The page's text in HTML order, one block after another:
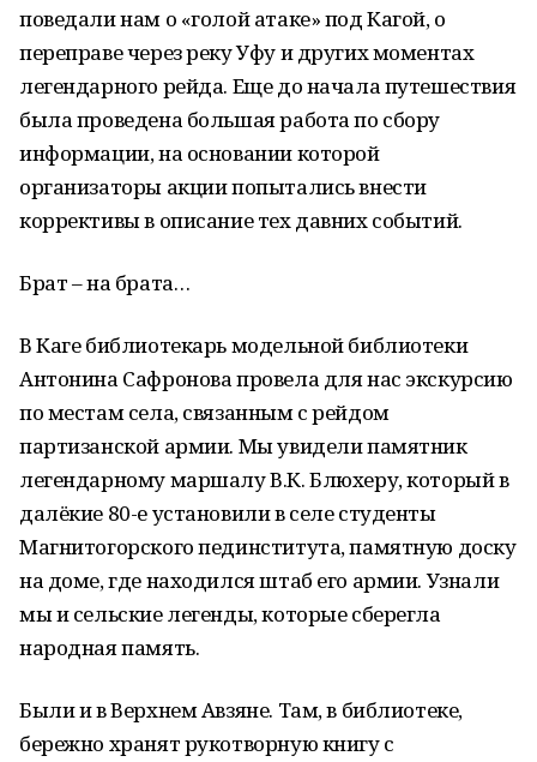
поведали нам о «голой атаке» под Кагой, о
переправе через реку Уфу и других моментах
легендарного рейда. Еще до начала путешествия
была проведена большая работа по сбору
информации, на основании которой
организаторы акции попытались внести
коррективы в описание тех давних событий.
Брат – на брата…
В Каге библиотекарь модельной библиотеки
Антонина Сафронова провела для нас экскурсию
по местам села, связанным с рейдом
партизанской армии. Мы увидели памятник
легендарному маршалу В.К. Блюхеру, который в
далёкие 80-е установили в селе студенты
Магнитогорского пединститута, памятную доску
на доме, где находился штаб его армии. Узнали
мы и сельские легенды, которые сберегла
народная память.
Были и в Верхнем Авзяне. Там, в библиотеке,
бережно хранят рукотворную книгу с